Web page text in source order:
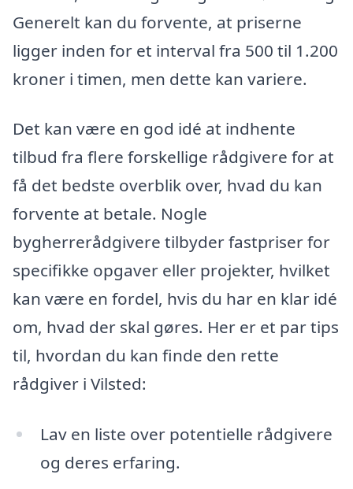
Generelt kan du forvente, at priserne
ligger inden for et interval fra 500 til 1.200
kroner i timen, men dette kan variere.
Det kan være en god idé at indhente
tilbud fra flere forskellige rådgivere for at
få det bedste overblik over, hvad du kan
forvente at betale. Nogle
bygherrerådgivere tilbyder fastpriser for
specifikke opgaver eller projekter, hvilket
kan være en fordel, hvis du har en klar idé
om, hvad der skal gøres. Her er et par tips
til, hvordan du kan finde den rette
rådgiver i Vilsted:
Lav en liste over potentielle rådgivere
og deres erfaring.